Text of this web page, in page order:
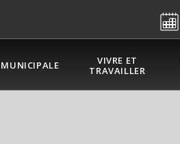
VIVRE ET
TRAVAILLER